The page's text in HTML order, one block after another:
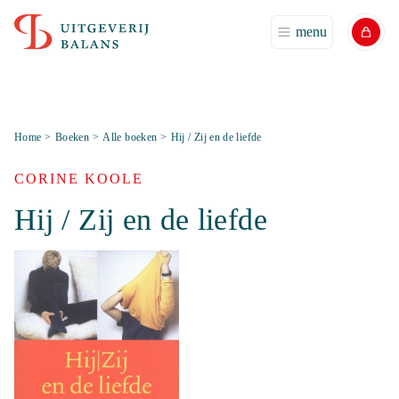
menu
Home > Boeken > Alle boeken > Hij / Zij en de liefde
CORINE KOOLE
Hij / Zij en de liefde